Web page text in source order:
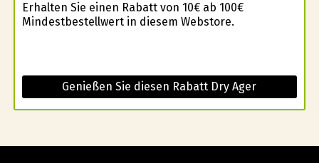
Erhalten Sie einen Rabatt von 10€ ab 100€
Mindestbestellwert in diesem Webstore.
Genießen Sie diesen Rabatt Dry Ager